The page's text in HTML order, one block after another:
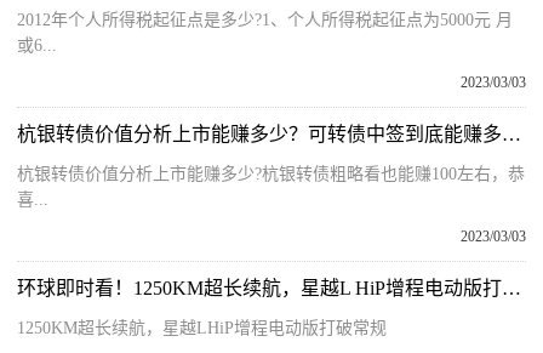
2012年个人所得税起征点是多少?1、个人所得税起征点为5000元 月
或6...
2023/03/03
杭银转债价值分析上市能赚多少？可转债中签到底能赚多少？
杭银转债价值分析上市能赚多少?杭银转债粗略看也能赚100左右，恭
喜...
2023/03/03
环球即时看！1250KM超长续航，星越L HiP增程电动版打破常规
1250KM超长续航，星越LHiP增程电动版打破常规